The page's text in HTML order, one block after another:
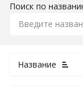
Поиск по
Название